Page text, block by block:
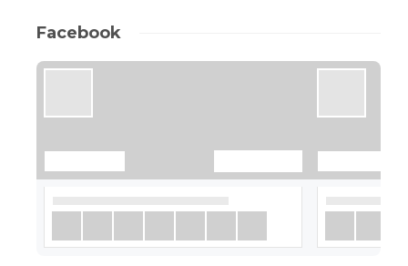
Facebook